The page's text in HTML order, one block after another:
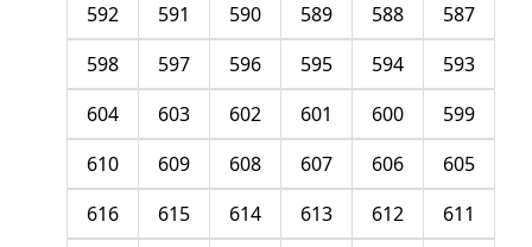
587
588
589
590
591
592
593
594
595
596
597
598
599
600
601
602
603
604
605
606
607
608
609
610
611
612
613
614
615
616